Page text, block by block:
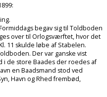
begav sig til Toldboden
over til Orlogsværftet, hvor det
11 skulde løbe af Stabelen.
Der var ganske vist
i de store Baades der roedes af
en Baadsmand stod ved
Havn og Rhed frembød,